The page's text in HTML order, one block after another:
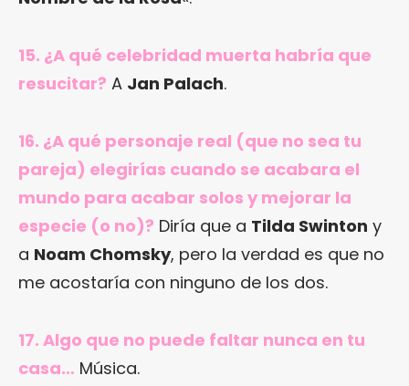
15. ¿A qué celebridad muerta habría que
resucitar? A Jan Palach.
16. ¿A qué personaje real (que no sea tu
pareja) elegirías cuando se acabara el
mundo para acabar solos y mejorar la
especie (o no)? Diría que a Tilda Swinton y
a Noam Chomsky, pero la verdad es que no
me acostaría con ninguno de los dos.
17. Algo que no puede faltar nunca en tu
casa… Música.